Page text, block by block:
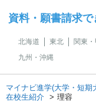
資料・願書請求
北海道 東北 関東
九州・沖縄
マイナビ進学(大学・短期
在校生紹介
理容